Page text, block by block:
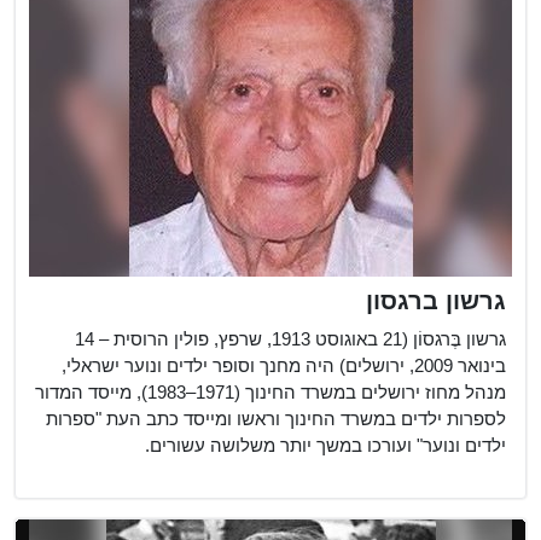
גרשון ברגסון
גרשון בֶּרגסוֹן (21 באוגוסט 1913, שרפץ, פולין הרוסית – 14
בינואר 2009, ירושלים) היה מחנך וסופר ילדים ונוער ישראלי,
מנהל מחוז ירושלים במשרד החינוך (1971–1983), מייסד המדור
לספרות ילדים במשרד החינוך וראשו ומייסד כתב העת "ספרות
ילדים ונוער" ועורכו במשך יותר משלושה עשורים.